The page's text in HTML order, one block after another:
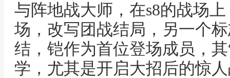
与阵地战大师，在s8的战场
场，改写团战结局，另一个
结，铠作为首位登场成员，
学，尤其是开启大招后的惊